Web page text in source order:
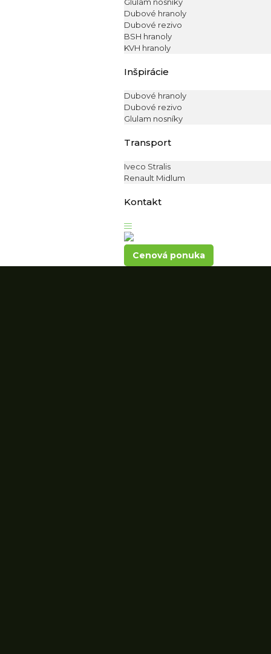
Dubové hranoly
Dubové rezivo
BSH hranoly
KVH hranoly
Inšpirácie
Dubové hranoly
Dubové rezivo
Glulam nosníky
Transport
Iveco Stralis
Renault Midlum
Kontakt
Cenová ponuka